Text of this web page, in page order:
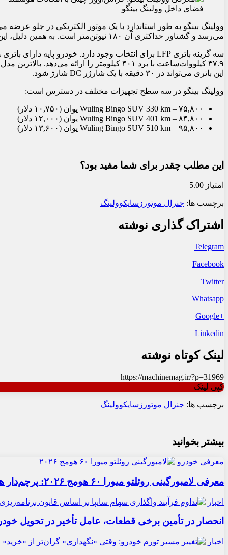
فضای داخل وولینگ بینگو
می‌رسد و گشتاور حداکثری آن ۱۸۰ نیوتن‌متر است. به همین دلیل، این خودرو می‌تواند در ۳.۷ ثانیه به سرعت ۵۰ کیلومتر در ساعت برسد.
این باتری می‌تواند در ۳۰ دقیقه با یک شارژر DC شارژ شود.
وولینگ بینگو در سه سطح تجهیزات مختلف در دسترس است:
Wuling Bingo SUV 330 km – ۷۵,۸۰۰ یوان (۱۰,۷۵۰ دلار)
Wuling Bingo SUV 401 km – ۸۴,۸۰۰ یوان (۱۲,۰۰۰ دلار)
Wuling Bingo SUV 510 km – ۹۵,۸۰۰ یوان (۱۳,۶۰۰ دلار)
این مطلب چقدر برای شما مفید بود؟
امتیاز 5.00
برچسب ها: جنرال موتورز سایکوولینگ
اشتراک گذاری نوشته
Telegram
Facebook
Twitter
Whatsapp
+Google
Linkedin
لینک کوتاه نوشته
https://machinemag.ir/?p=31969
کپی لینک
برچسب ها: جنرال موتورز سایکوولینگ
بیشتر بخوانید
معرفی خودرو
معرفی لامبورگینی روئلتو میورا ۶۰ هومج ۲۰۲۶: پرچم‌دار هیبریدی
اخبار
انحصار در تأمین برخی قطعات، عامل تأخیر در تحویل
اخبار